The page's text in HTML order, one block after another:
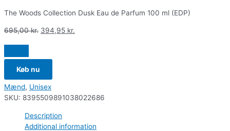
The Woods Collection Dusk Eau de Parfum 100 ml (EDP)
695,00kr. 394,95 kr.
Køb nu
Mænd, Unisex
SKU: 8395509891038022686
Description
Additional information